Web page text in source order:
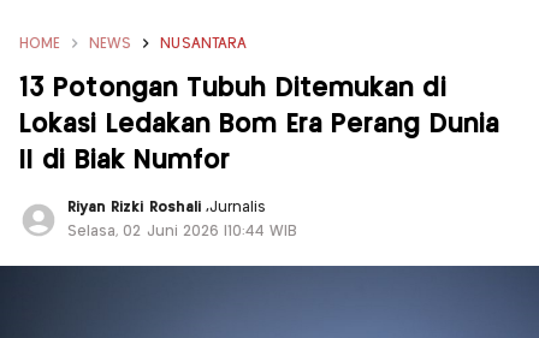
HOME NEWS NUSANTARA
13 Potongan Tubuh Ditemukan di
Lokasi Ledakan Bom Era Perang Dunia
II di Biak Numfor
Riyan Rizki Roshali ,Jurnalis
Selasa, 02 Juni 2026 |10:44 WIB